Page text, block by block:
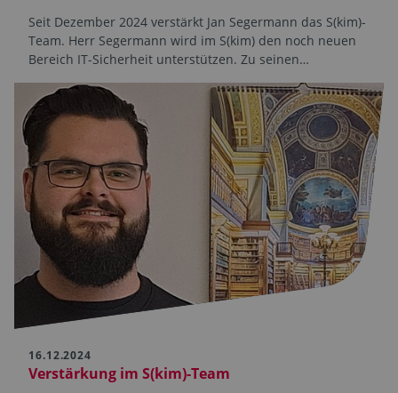
Seit Dezember 2024 verstärkt Jan Segermann das S(kim)-
Team. Herr Segermann wird im S(kim) den noch neuen
Bereich IT-Sicherheit unterstützen. Zu seinen…
16.12.2024
Verstärkung im S(kim)-Team